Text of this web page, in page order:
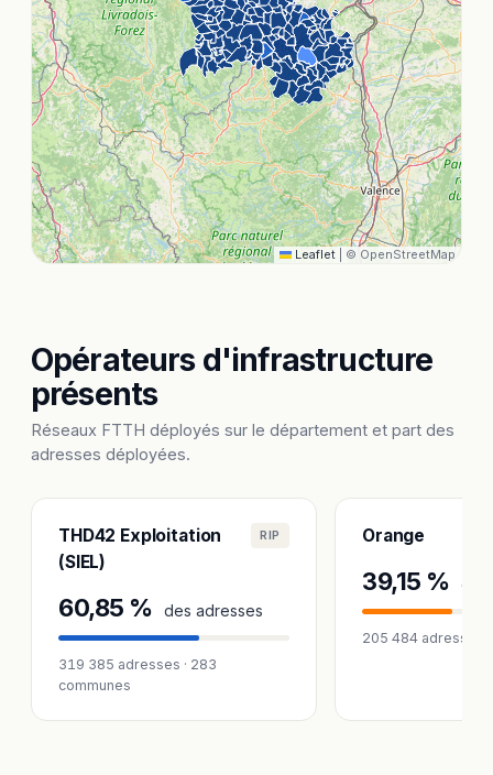
Leaflet © OpenStreetMap
Opérateurs d'infrastructure
présents
Réseaux FTTH déployés sur le département et part des
adresses déployées.
THD42 Exploitation
(SIEL)
RIP
60,85 % des adresses
319 385 adresses · 283
communes
Orange
39,15 % des
205 484 adresses